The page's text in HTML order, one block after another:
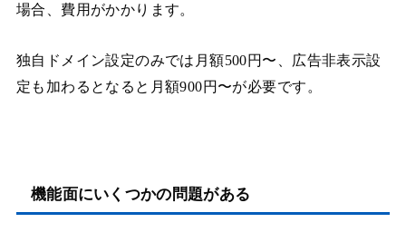
場合、費用がかかります。
独自ドメイン設定のみでは月額500円〜、広告非表示設
定も加わるとなると月額900円〜が必要です。
機能面にいくつかの問題がある